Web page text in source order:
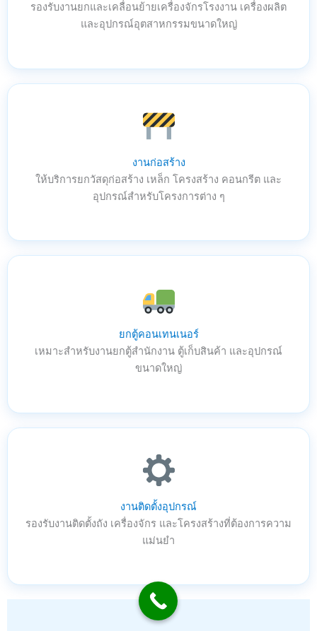
รองรับงานยกและเคลื่อนย้ายเครื่องจักรโรงงาน เครื่องผลิต
และอุปกรณ์อุตสาหกรรมขนาดใหญ่
งานก่อสร้าง
ให้บริการยกวัสดุก่อสร้าง เหล็ก โครงสร้าง คอนกรีต และ
อุปกรณ์สำหรับโครงการต่าง ๆ
ยกตู้คอนเทนเนอร์
เหมาะสำหรับงานยกตู้สำนักงาน ตู้เก็บสินค้า และอุปกรณ์
ขนาดใหญ่
งานติดตั้งอุปกรณ์
รองรับงานติดตั้งถัง เครื่องจักร และโครงสร้างที่ต้องการความ
แม่นยำ